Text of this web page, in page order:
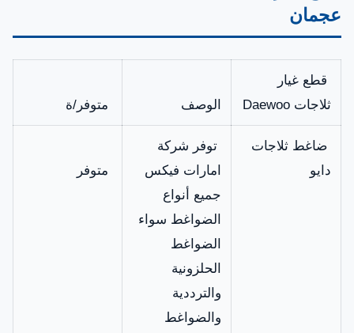
عجمان
قطع غيار
ثلاجات Daewoo
الوصف متوفر/ة
ضاغط ثلاجات
دايو
توفر شركة
امارات فيكس
جميع أنواع
الضواغط سواء
الضواغط
الحلزونية
والترددية
والضواغط
متوفر